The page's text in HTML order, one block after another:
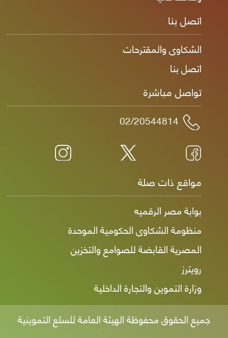
اتصل بنا
الشكاوى والمقترحات
اتصل بنا
تواصل مباشرة
مواقع ذات صلة
بوابة مصر الرقميه
منظومة الشكاوى الحكومية الموحدة
المصرية القابضة للصوامع والتخزين
رويترز
وزارة التموين والتجارة الداخلية
جميع الحقوق محفوظة الهيئة العامة للسلع التموينية